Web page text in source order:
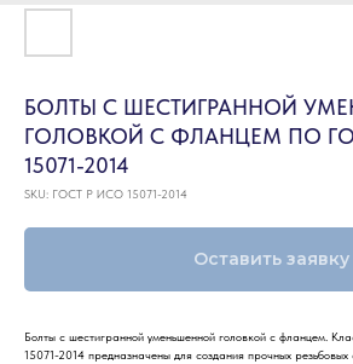
БОЛТЫ С ШЕСТИГРАННОЙ
ГОЛОВКОЙ С ФЛАНЦЕМ ПО
15071-2014
SKU: ГОСТ Р ИСО 15071-2014
Оставить заявку
Болты с шестигранной уменьшенной головкой с фланцем.
15071-2014 предназначены для создания прочных